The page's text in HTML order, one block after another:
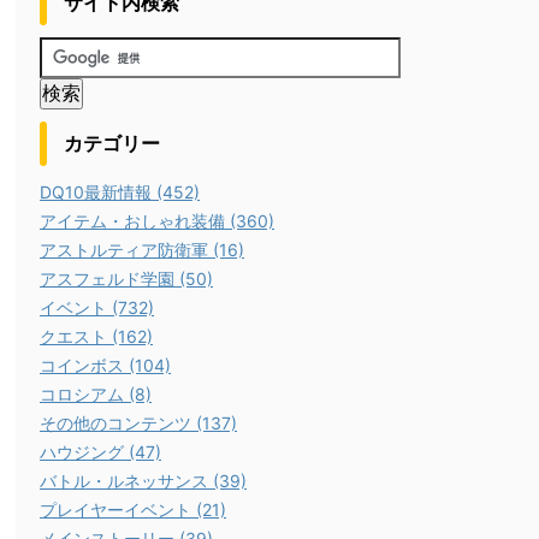
カテゴリー
DQ10最新情報 (452)
アイテム・おしゃれ装備 (360)
アストルティア防衛軍 (16)
アスフェルド学園 (50)
イベント (732)
クエスト (162)
コインボス (104)
コロシアム (8)
その他のコンテンツ (137)
ハウジング (47)
バトル・ルネッサンス (39)
プレイヤーイベント (21)